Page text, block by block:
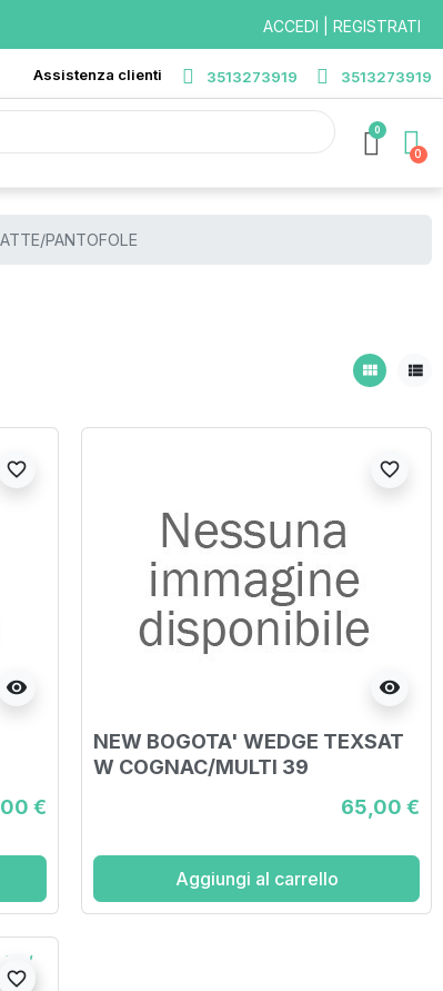
ACCEDI | REGISTRATI
Assistenza clienti 3513273919 3513273919
0
PANTOFOLE
view_module view_list
visibility
favorite_border
€
visibility
favorite_border
NEW BOGOTA' WEDGE TEXSAT
W COGNAC/MULTI 39
65,00 €
Aggiungi al carrello
visibility
favorite_border